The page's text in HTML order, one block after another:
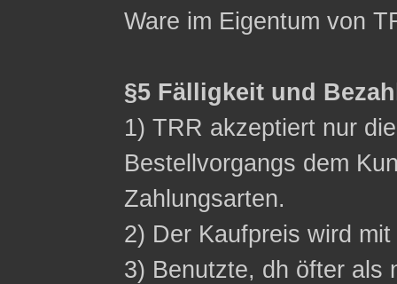
Ware im Eigentum von
§5 Fälligkeit und
1) TRR akzeptiert nur
Bestellvorgangs dem
Zahlungsarten.
2) Der Kaufpreis wird
3) Benutzte, dh öfter als